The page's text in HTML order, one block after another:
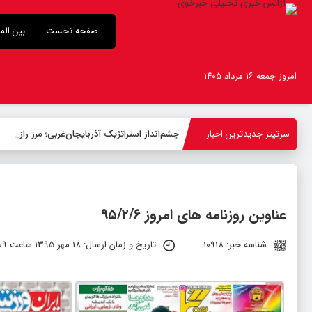
صفحه نخست بین
امروز جمعه ۱۶ مرداد ۱۴۰۵
سرتیتر جدیدترین اخبار چشم‌انداز استراتژیک آذربایجان‌غربی؛ مرز رازی،
عناوین روزنامه های امروز ۹۵/۲/۶
شناسه خبر: 10918 تاریخ و زمان ارسال: 18 مهر 1395 ساعت 08:09